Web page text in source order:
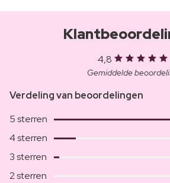
4,8
Gemiddelde
Verdeling van beoordelingen
5 sterren
4 sterren
3 sterren
2 sterren